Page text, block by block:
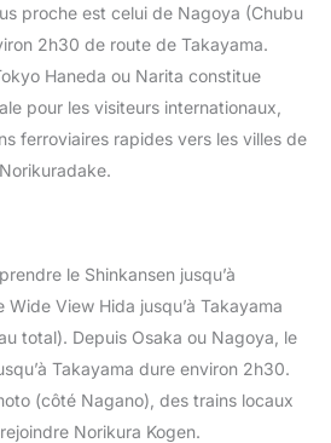
proche est celui de Nagoya (Chubu
2h30 de route de Takayama.
Haneda ou Narita constitue
pour les visiteurs internationaux,
ferroviaires rapides vers les villes de
le Shinkansen jusqu’à
Wide View Hida jusqu’à Takayama
total). Depuis Osaka ou Nagoya, le
Takayama dure environ 2h30.
(côté Nagano), des trains locaux
Norikura Kogen.